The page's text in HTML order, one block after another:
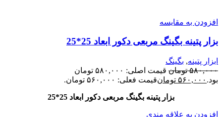
افزودن به مقایسه
بزار پتینه بگینگ مربعی دکور ابعاد 25*25
ابزار پتینه, بگینگ
۵۸۰,۰۰۰ تومان
قیمت اصلی: ۵۸۰,۰۰۰ تومان
بود. ۵۶۰,۰۰۰ تومانقیمت فعلی: ۵۶۰,۰۰۰ تومان.
بزار پتینه بگینگ مربعی دکور ابعاد 25*25
افزودن به علاقه مندی